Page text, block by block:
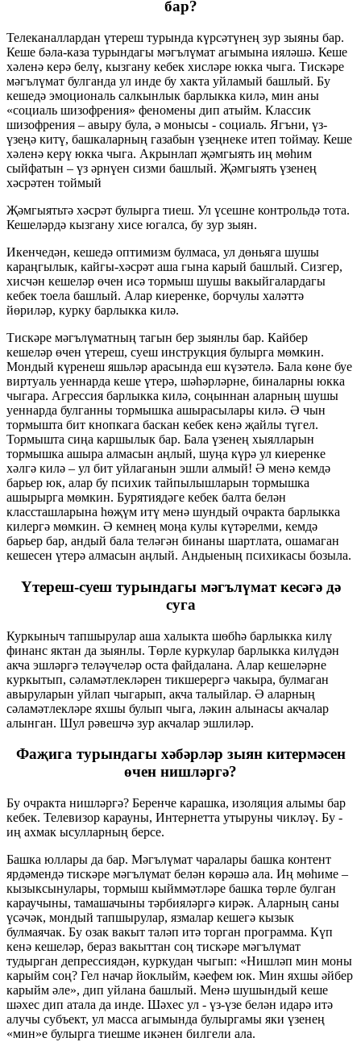
бар?
Телеканаллардан үтереш турында күрсәтүнең зур зыяны бар.
Кеше бәла-каза турындагы мәгълүмат агымына ияләшә. Кеше
хәленә керә белү, кызгану кебек хисләре юкка чыга. Тискәре
мәгълүмат булганда ул инде бу хакта уйламый башлый. Бу
кешедә эмоциональ салкынлык барлыкка килә, мин аны
«социаль шизофрения» феномены дип атыйм. Классик
шизофрения – авыру була, ә монысы - социаль. Ягъни, үз-
үзеңә китү, башкаларның газабын үзеңнеке итеп тоймау. Кеше
хәленә керү юкка чыга. Акрынлап җәмгыять иң мөһим
сыйфатын – үз әрнүен сизми башлый. Җәмгыять үзенең
хәсрәтен тоймый
Җәмгыятьтә хәсрәт булырга тиеш. Ул үсешне контрольдә тота.
Кешеләрдә кызгану хисе югалса, бу зур зыян.
Икенчедән, кешедә оптимизм булмаса, ул дөньяга шушы
караңгылык, кайгы-хәсрәт аша гына карый башлый. Сизгер,
хисчән кешеләр өчен исә тормыш шушы вакыйгалардагы
кебек тоела башлый. Алар киеренке, борчулы халәттә
йөриләр, курку барлыкка килә.
Тискәре мәгълүматның тагын бер зыянлы бар. Кайбер
кешеләр өчен үтереш, суеш инструкция булырга мөмкин.
Мондый күренеш яшьләр арасында еш күзәтелә. Бала көне буе
виртуаль уеннарда кеше үтерә, шәһәрләрне, биналарны юкка
чыгара. Агрессия барлыкка килә, соңыннан аларның шушы
уеннарда булганны тормышка ашырасылары килә. Ә чын
тормышта бит кнопкага баскан кебек кенә җайлы түгел.
Тормышта сиңа каршылык бар. Бала үзенең хыялларын
тормышка ашыра алмасын аңлый, шуңа күрә ул киеренке
хәлгә килә – ул бит уйлаганын эшли алмый! Ә менә кемдә
барьер юк, алар бу психик тайпылышларын тормышка
ашырырга мөмкин. Бурятиядәге кебек балта белән
классташларына һөҗүм итү менә шундый очракта барлыкка
килергә мөмкин. Ә кемнең моңа кулы күтәрелми, кемдә
барьер бар, андый бала теләгән бинаны шартлата, ошамаган
кешесен үтерә алмасын аңлый. Андыеның психикасы бозыла.
Үтереш-суеш турындагы мәгълүмат кесәгә дә
суга
Куркыныч тапшырулар аша халыкта шөбһә барлыкка килү
финанс яктан да зыянлы. Төрле куркулар барлыкка килүдән
акча эшләргә теләүчеләр оста файдалана. Алар кешеләрне
куркытып, сәламәтлекләрен тикшерергә чакыра, булмаган
авыруларын уйлап чыгарып, акча талыйлар. Ә аларның
сәламәтлекләре яхшы булып чыга, ләкин алынасы акчалар
алынган. Шул рәвешчә зур акчалар эшлиләр.
Фаҗига турындагы хәбәрләр зыян китермәсен
өчен нишләргә?
Бу очракта нишләргә? Беренче карашка, изоляция алымы бар
кебек. Телевизор карауны, Интернетта утыруны чикләү. Бу -
иң ахмак ысулларның берсе.
Башка юллары да бар. Мәгълүмат чаралары башка контент
ярдәмендә тискәре мәгълүмат белән көрәшә ала. Иң мөһиме –
кызыксынулары, тормыш кыйммәтләре башка төрле булган
караучыны, тамашачыны тәрбияләргә кирәк. Аларның саны
үсәчәк, мондый тапшырулар, язмалар кешегә кызык
булмаячак. Бу озак вакыт таләп итә торган программа. Күп
кенә кешеләр, бераз вакыттан соң тискәре мәгълүмат
тудырган депрессиядән, куркудан чыгып: «Нишләп мин моны
карыйм соң? Гел начар йоклыйм, кәефем юк. Мин яхшы әйбер
карыйм әле», дип уйлана башлый. Менә шушындый кеше
шәхес дип атала да инде. Шәхес ул - үз-үзе белән идарә итә
алучы субъект, ул масса агымында булыргамы яки үзенең
«мин»е булырга тиешме икәнен билгели ала.